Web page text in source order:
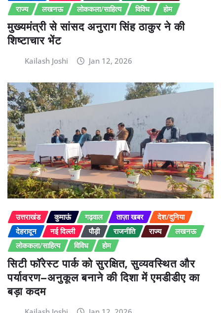
राज्य
लखनऊ लोककला/साहित्य विविध होम
मुख्यमंत्री से सांसद अनुराग सिंह ठाकुर ने की
शिष्टाचार भेंट
Kailash Joshi Jan 12, 2026
उत्तराखंड कुमाऊं गढ़वाल ताज़ा खबर
देश/दुनिया
देहरादून
नई दिल्ली पौड़ी राजनीति राज्य
लखनऊ
लोककला/साहित्य
विविध होम
सिटी फॉरेस्ट पार्क को सुरक्षित, सुव्यवस्थित और
पर्यावरण–अनुकूल बनाने की दिशा में एमडीडीए का
बड़ा कदम